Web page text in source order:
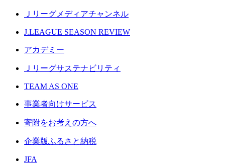
Ｊリーグメディアチャンネル
J.LEAGUE SEASON REVIEW
アカデミー
Ｊリーグサステナビリティ
TEAM AS ONE
事業者向けサービス
寄附をお考えの方へ
企業版ふるさと納税
JFA